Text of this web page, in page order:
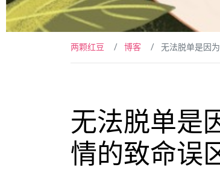
两颗红豆 博客 无法脱单是因
无法脱单是
情的致命误